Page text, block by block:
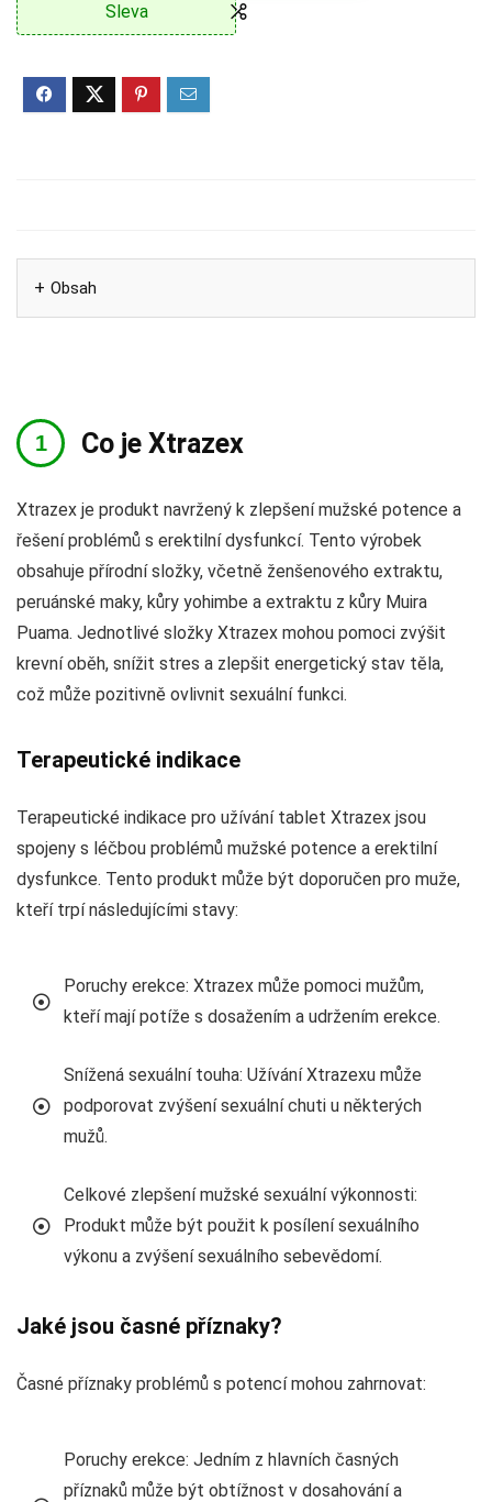
Sleva
Obsah
Co je Xtrazex
Xtrazex je produkt navržený k zlepšení mužské potence a
řešení problémů s erektilní dysfunkcí. Tento výrobek
obsahuje přírodní složky, včetně ženšenového extraktu,
peruánské maky, kůry yohimbe a extraktu z kůry Muira
Puama. Jednotlivé složky Xtrazex mohou pomoci zvýšit
krevní oběh, snížit stres a zlepšit energetický stav těla,
což může pozitivně ovlivnit sexuální funkci.
Terapeutické indikace
Terapeutické indikace pro užívání tablet Xtrazex jsou
spojeny s léčbou problémů mužské potence a erektilní
dysfunkce. Tento produkt může být doporučen pro muže,
kteří trpí následujícími stavy:
Poruchy erekce: Xtrazex může pomoci mužům,
kteří mají potíže s dosažením a udržením erekce.
Snížená sexuální touha: Užívání Xtrazexu může
podporovat zvýšení sexuální chuti u některých
mužů.
Celkové zlepšení mužské sexuální výkonnosti:
Produkt může být použit k posílení sexuálního
výkonu a zvýšení sexuálního sebevědomí.
Jaké jsou časné příznaky?
Časné příznaky problémů s potencí mohou zahrnovat:
Poruchy erekce: Jedním z hlavních časných
příznaků může být obtížnost v dosahování a